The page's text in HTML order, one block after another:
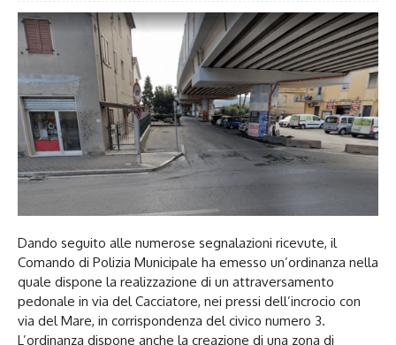
Dando seguito alle numerose segnalazioni ricevute, il
Comando di Polizia Municipale ha emesso un’ordinanza nella
quale dispone la realizzazione di un attraversamento
pedonale in via del Cacciatore, nei pressi dell’incrocio con
via del Mare, in corrispondenza del civico numero 3.
L’ordinanza dispone anche la creazione di una zona di